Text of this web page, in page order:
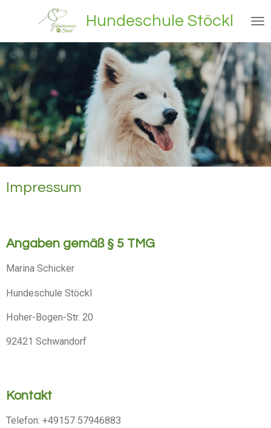
Hauptinhalt
springen
Hundeschule Stöckl
Impressum
Angaben gemäß § 5 TMG
Marina Schicker
Hundeschule Stöckl
Hoher-Bogen-Str. 20
92421 Schwandorf
Kontakt
Telefon: +49157 57946883